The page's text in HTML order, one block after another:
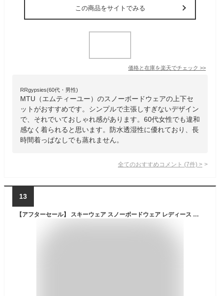
この商品をサイトでみる
価格と在庫を楽天でチェック >>
RRgypsies(60代・男性)
MTU（エムティーユー）のスノーボードウェアの上下セ
ットがおすすめです。シンプルで主張しすぎないデザイン
で、それでいておしゃれ感があります。60代女性でも違和
感なく着られると思います。防水透湿性に優れており、長
時間着っぱなしでも蒸れません。
全てのおすすめコメント (7件) >
13
【アフターセール】 スキーウェア スノーボードウェア レディース 上下セット スノボウェア スノボーウェア スノーウェア ボードウェア スキー スノーボード スノボ スノボー スノー ウェア ボード ジャケット パンツ 上下 セット おしゃれ かわいい 2025-2026 新作 送料無料